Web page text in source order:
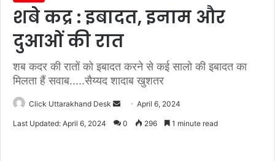
शबे कद्र : इबादत, इनाम और
दुआओं की रात
शब कदर की रातों को इबादत करने से कई सालो की इबादत का
मिलता हैं सवाब.....सैय्यद शादाब खुशतर
Click Uttarakhand Desk
e
April 6, 2024
Last Updated: April 6, 2024 0 296 1 minute read